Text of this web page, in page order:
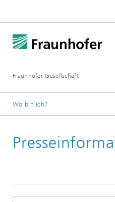
Fraunhofer-Gesellschaft
Wo bin ich?
Presseinformationen